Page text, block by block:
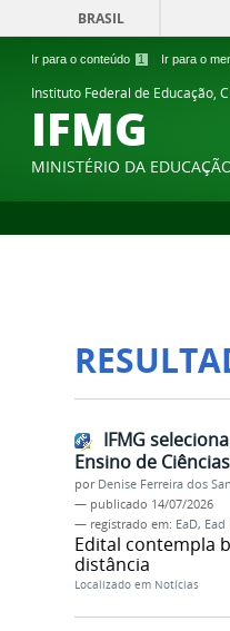
Ir para o conteúdo 1 Ir para o
BRASIL
Instituto Federal de Educação,
IFMG
MINISTÉRIO DA
IFMG
Ensino de
por Denise Ferreira dos
— publicado 14/07/2026
— registrado em: EaD, Ead
Edital contempla
distância
Localizado em Notícias